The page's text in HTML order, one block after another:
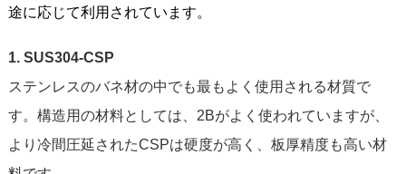
途に応じて利用されています。
1. SUS304-CSP
ステンレスのバネ材の中でも最もよく使用される材質で
す。構造用の材料としては、2Bがよく使われていますが、
より冷間圧延されたCSPは硬度が高く、板厚精度も高い材